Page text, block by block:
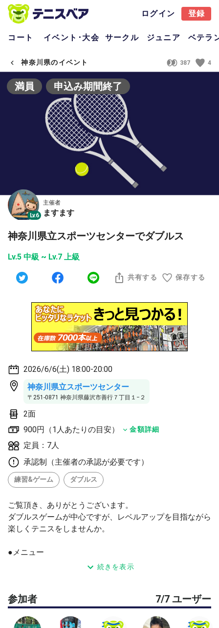
ログイン 登録
コート イベント･大会 サークル ジュニア ベテラ
神奈川県のイベント 387 4
満員 申込み期間終了
Lv.6
主催者
ますます
神奈川県立スポーツセンターでダブルス
Lv.5 中級 ~ Lv.7 上級
共有する 保存する
2026/6/6(土) 18:00-20:00
神奈川県立スポーツセンター
〒251-0871 神奈川県藤沢市善行７丁目１−２
2面
900円（1人あたりの目安）
金額詳細
定員：7人
承認制（主催者の承認が必要です）
練習&ゲーム ダブルス
ご覧頂き、ありがとうございます。
ダブルスゲームが中心ですが、レベルアップを目指ながら
楽しくテニスをしませんか。
●メニュー
ウォーミングアップ・ストローク・ボレー・サービス練習
●集合場所
直接お越しください
続きを表示
参加者 7/7 ユーザー